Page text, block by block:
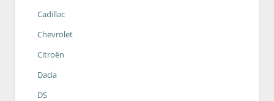
Cadillac
Chevrolet
Citroën
Dacia
DS